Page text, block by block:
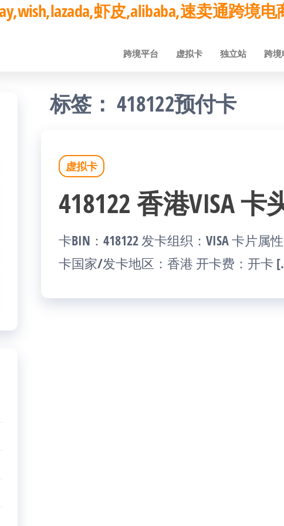
虾皮,alibaba,速卖通跨境
跨境平台 虚拟卡 独立站 跨
标签：418122预付卡
虚拟卡
418122 香港VISA
卡BIN：418122 发卡组织：VISA 卡片属
卡国家/发卡地区：香港 开卡费：开卡